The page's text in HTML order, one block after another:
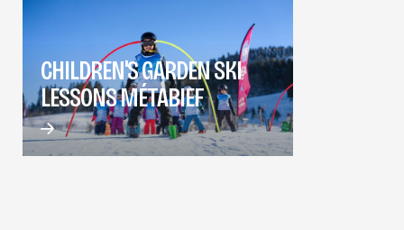
CHILDREN'S GARDEN SKI
LESSONS MÉTABIEF